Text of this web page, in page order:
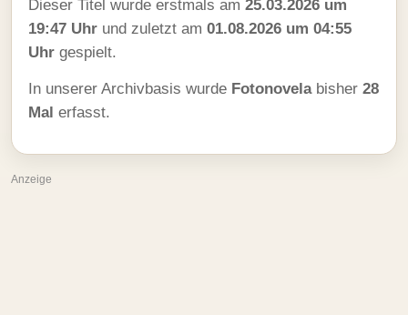
Dieser Titel wurde erstmals am 25.03.2026 um
19:47 Uhr und zuletzt am 01.08.2026 um 04:55
Uhr gespielt.
In unserer Archivbasis wurde Fotonovelabisher 28
Mal erfasst.
Anzeige